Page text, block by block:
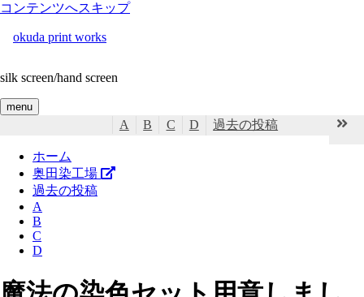
コンテンツへスキップ
okuda print works
silk screen/hand screen
menu
A B C D 過去の投稿
ホーム
奥田染工場
過去の投稿
A
B
C
D